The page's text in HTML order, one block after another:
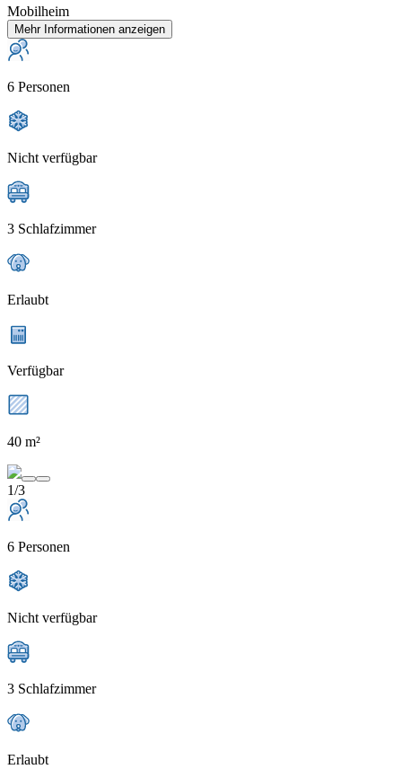
Mobilheim
Mehr Informationen anzeigen
6 Personen
Nicht verfügbar
3 Schlafzimmer
Erlaubt
Verfügbar
40 m²
1/3
6 Personen
Nicht verfügbar
3 Schlafzimmer
Erlaubt